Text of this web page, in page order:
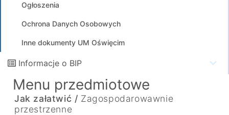
Ogłoszenia
Ochrona Danych Osobowych
Inne dokumenty UM Oświęcim
Informacje o BIP
Menu przedmiotowe
Jak załatwić / Zagospodarowawnie
przestrzenne